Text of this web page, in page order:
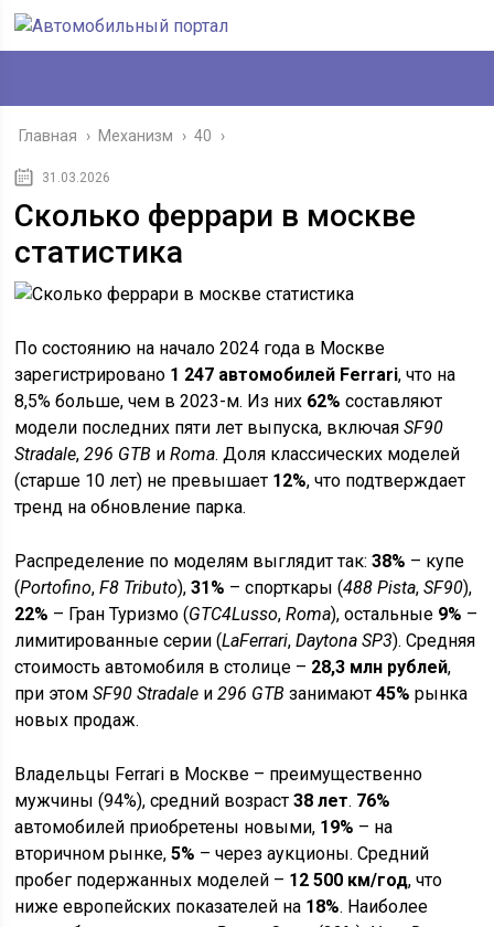
Главная › Механизм › 40 ›
31.03.2026
Сколько феррари в москве
статистика
По состоянию на начало 2024 года в Москве
зарегистрировано 1 247 автомобилей Ferrari, что на
8,5% больше, чем в 2023-м. Из них 62% составляют
модели последних пяти лет выпуска, включаяSF90
Stradale,296 GTB иRoma. Доля классических моделей
(старше 10 лет) не превышает 12%, что подтверждает
тренд на обновление парка.
Распределение по моделям выглядит так:38% – купе
(Portofino,F8 Tributo),31% – спорткары (488 Pista,SF90),
22% – Гран Туризмо (GTC4Lusso,Roma), остальные 9% –
лимитированные серии (LaFerrari,Daytona SP3). Средняя
стоимость автомобиля в столице – 28,3 млн рублей,
при этомSF90 Stradale и296 GTB занимают45% рынка
новых продаж.
Владельцы Ferrari в Москве – преимущественно
мужчины (94%), средний возраст38 лет. 76%
автомобилей приобретены новыми, 19% – на
вторичном рынке,5% – через аукционы. Средний
пробег подержанных моделей – 12 500 км/год, что
ниже европейских показателей на 18%. Наиболее